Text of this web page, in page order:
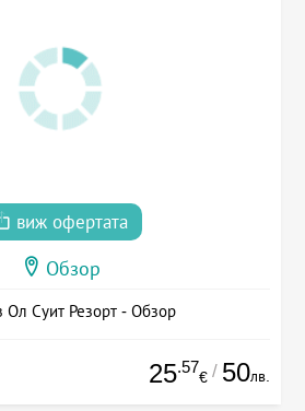
виж офертата
Обзор
Ол Суит Резорт - Обзор
25.57
€ / 50лв.